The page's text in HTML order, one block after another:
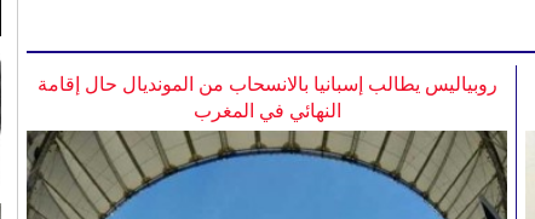
روبياليس يطالب إسبانيا بالانسحاب من المونديال حال إقامة
النهائي في المغرب